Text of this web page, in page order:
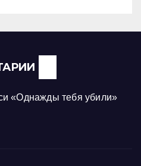
«Однажды тебя убили»